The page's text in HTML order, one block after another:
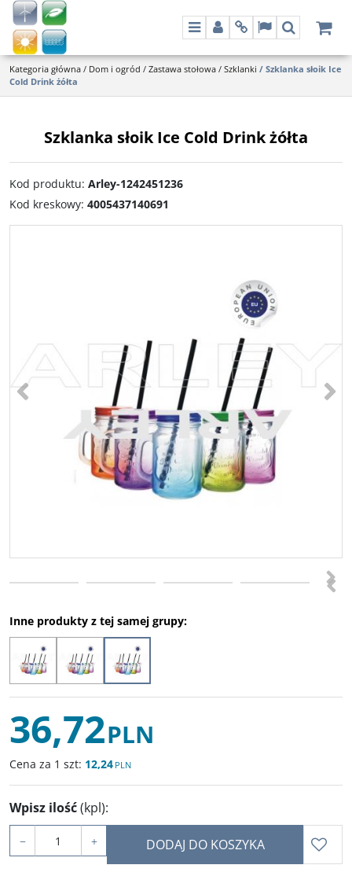
MenuPanelInfoLangSzukaj
Kategoria główna / Dom i ogród / Zastawa stołowa / Szklanki / Szklanka słoik Ice
Cold Drink żółta
Szklanka słoik Ice Cold Drink żółta
Kod produktu: Arley-1242451236
Kod kreskowy: 4005437140691
<
<
Inne produkty z tej samej grupy:
36,72PLN
Cena za 1 szt: 12,24 PLN
Wpisz ilość(kpl):
− + DODAJ DO KOSZYKA